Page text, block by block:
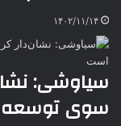
۱۴۰۲/۱۱/۱۴
سیاوشی:
سوی توسعه عادلانه